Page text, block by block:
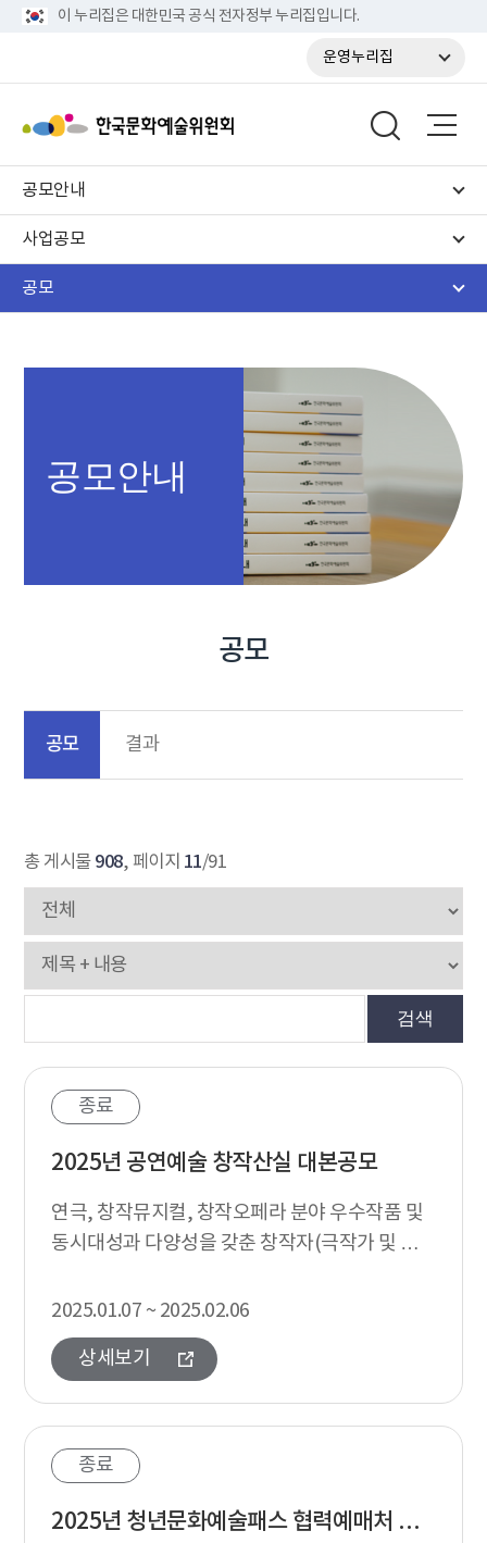
이 누리집은 대한민국 공식 전자정부 누리집입니다.
운영누리집
공모안내
사업공모
공모
공모안내
공모
공모 결과
총 게시물 908, 페이지 11/91
검색
종료
2025년 공연예술 창작산실 대본공모
연극, 창작뮤지컬, 창작오페라 분야 우수작품 및
동시대성과 다양성을 갖춘 창작자(극작가 및 작곡
2025.01.07 ~ 2025.02.06
상세보기
종료
2025년 청년문화예술패스 협력예매처 공모